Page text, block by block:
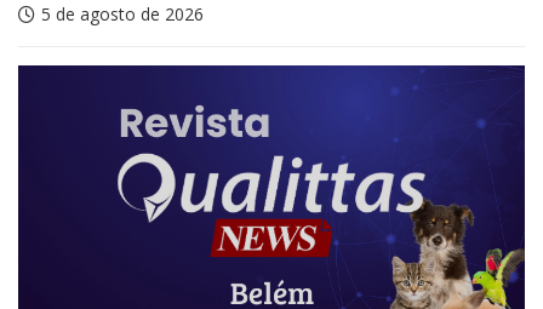
5 de agosto de 2026